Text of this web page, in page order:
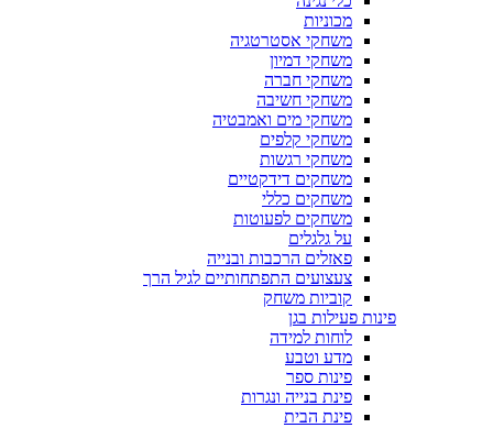
מכוניות
משחקי אסטרטגיה
משחקי דמיון
משחקי חברה
משחקי חשיבה
משחקי מים ואמבטיה
משחקי קלפים
משחקי רגשות
משחקים דידקטיים
משחקים כללי
משחקים לפעוטות
על גלגלים
פאזלים הרכבות ובנייה
צעצועים התפתחותיים לגיל הרך
קוביות משחק
פינות פעילות בגן
לוחות למידה
מדע וטבע
פינות ספר
פינת בנייה ונגרות
פינת הבית